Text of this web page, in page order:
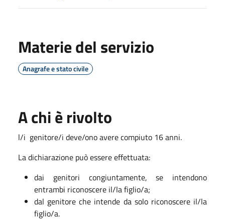
Materie del servizio
Anagrafe e stato civile
A chi è rivolto
l/i genitore/i deve/ono avere compiuto 16 anni.
La dichiarazione può essere effettuata:
dai genitori congiuntamente, se intendono
entrambi riconoscere il/la figlio/a;
dal genitore che intende da solo riconoscere il/la
figlio/a.